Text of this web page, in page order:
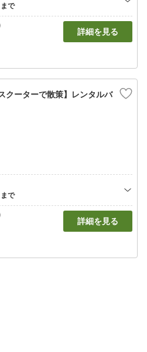
詳細を見る
クーターで散策】レンタルバ
詳細を見る